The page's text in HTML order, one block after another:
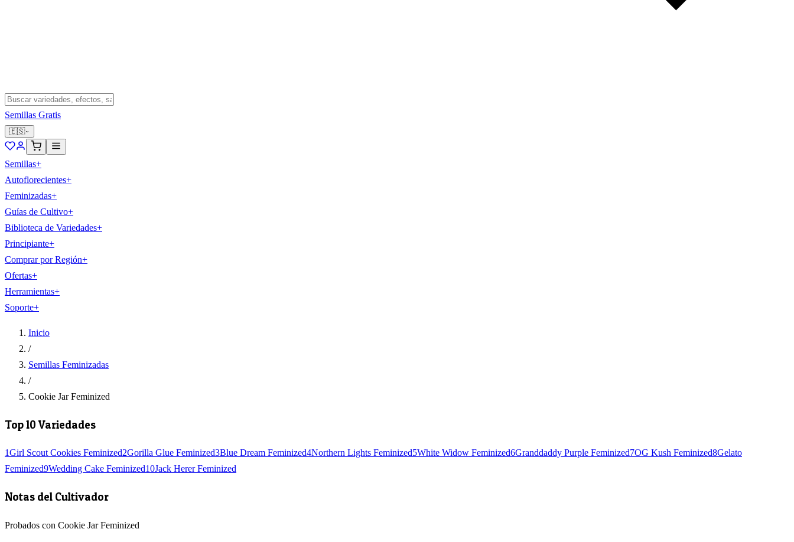
Semillas Gratis
🇪🇸
Semillas+
Autoflorecientes+
Feminizadas+
Guías de Cultivo+
Biblioteca de Variedades+
Principiante+
Comprar por Región+
Ofertas+
Herramientas+
Soporte+
Inicio
/
Semillas Feminizadas
/
Cookie Jar Feminized
Top 10 Variedades
1Girl Scout Cookies Feminized2Gorilla Glue Feminized3Blue Dream Feminized4Northern Lights Feminized5White Widow Feminized6Granddaddy Purple Feminized7OG Kush Feminized8Gelato
Feminized9Wedding Cake Feminized10Jack Herer Feminized
Notas del Cultivador
Probados con Cookie Jar Feminized